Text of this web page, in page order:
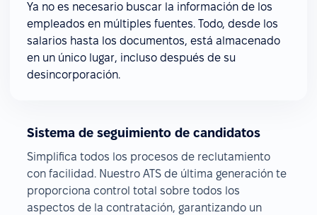
Ya no es necesario buscar la información de los
empleados en múltiples fuentes. Todo, desde los
salarios hasta los documentos, está almacenado
en un único lugar, incluso después de su
desincorporación.
Sistema de seguimiento de candidatos
Simplifica todos los procesos de reclutamiento
con facilidad. Nuestro ATS de última generación te
proporciona control total sobre todos los
aspectos de la contratación, garantizando un